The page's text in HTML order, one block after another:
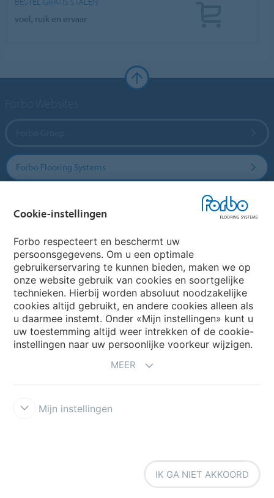
voel, ruik en ervaar
Forbo Flooring Systems
Website
Kies uw land
My Forbo
NIEUWSBRIEF
Disclaimer Cookies Forbo
Cookie-instellingen
Forbo respecteert en beschermt uw
persoonsgegevens. Om u een optimale
gebruikerservaring te kunnen bieden, maken we op
onze website gebruik van cookies en soortgelijke
technieken. Hierbij worden absoluut noodzakelijke
cookies altijd gebruikt, en andere cookies alleen als
u daarmee instemt. Onder «Mijn instellingen» kunt u
uw toestemming altijd weer intrekken of de cookie-
instellingen naar uw persoonlijke voorkeur wijzigen.
MEER
Mijn instellingen
IK GA NIET AKKOORD